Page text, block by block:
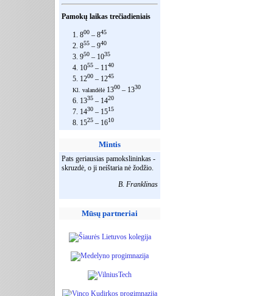
Pamokų laikas trečiadieniais
1. 800 – 845
2. 855 – 940
3. 950 – 1035
4. 1055 – 1140
5. 1200 – 1245
Kl. valandėlė 1300 – 1330
6. 1335 – 1420
7. 1430 – 1515
8. 1525 – 1610
Mintis
Pats geriausias pamokslininkas -
skruzdė, o ji neištaria nė žodžio.
B. Franklinas
Mūsų partneriai